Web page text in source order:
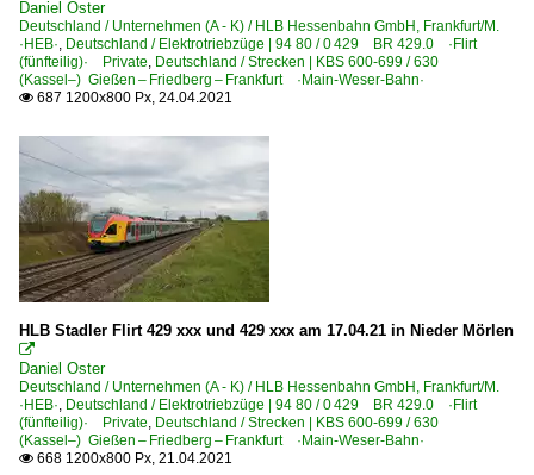
Daniel Oster
Deutschland / Unternehmen (A - K) / HLB Hessenbahn GmbH, Frankfurt/M.
·HEB· Deutschland / Elektrotriebzüge | 94 80 / 0 429 BR 429.0 ·Flirt
(fünfteilig)· Private Deutschland / Strecken | KBS 600-699 / 630
(Kassel–) Gießen – Friedberg – Frankfurt ·Main-Weser-Bahn·
 687 1200x800 Px, 24.04.2021
HLB Stadler Flirt 429 xxx und 429 xxx am 17.04.21 in Nieder Mörlen

Daniel Oster
Deutschland / Unternehmen (A - K) / HLB Hessenbahn GmbH, Frankfurt/M.
·HEB· Deutschland / Elektrotriebzüge | 94 80 / 0 429 BR 429.0 ·Flirt
(fünfteilig)· Private Deutschland / Strecken | KBS 600-699 / 630
(Kassel–) Gießen – Friedberg – Frankfurt ·Main-Weser-Bahn·
 668 1200x800 Px, 21.04.2021